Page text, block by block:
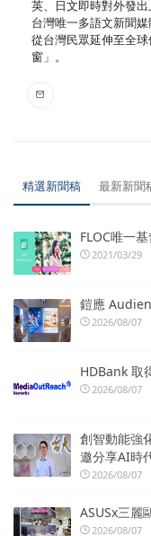
英、日文即時對外發
台灣唯一多語文新聞
從台灣民眾延伸至全
窗」。
精選新聞稿 最新新聞
FLOC唯一
2021/03/29
鎧應
2026/08/07
HDBank 取
2026/08/07
創智動能強
邀分享AI時
2026/08/07
ASUSx三麗
2026/08/07